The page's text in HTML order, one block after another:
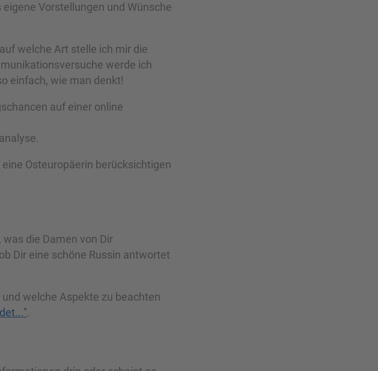
Vorstellungen und Wünsche
welche Art stelle ich mir die
werde ich
einfach, wie man denkt!
auf einer online
Osteuropäerin berücksichtigen
was die Damen von Dir
Dir eine schöne Russin antwortet
welche Aspekte zu beachten
.